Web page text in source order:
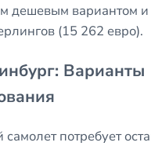
дешевым вариантом и
(15 262 евро).
Варианты
самолет потребует